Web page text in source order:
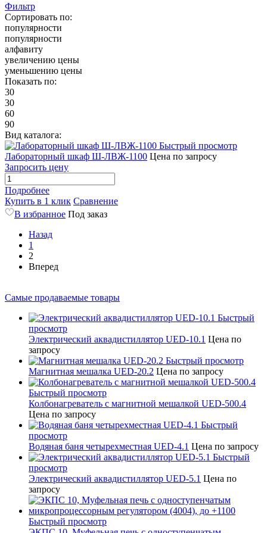
Фильтр
Сортировать по:
популярности
популярности
алфавиту
увеличению цены
уменьшению цены
Показать по:
30
30
60
90
Вид каталога:
Быстрый просмотр
Лабораторный шкаф Ш-ЛВЖ-1100 Цена по запросу
Запросить цену
Подробнее
Купить в 1 клик Сравнение
В избранное Под заказ
Назад
1
2
Вперед
Самые продаваемые товары
Быстрый
просмотр
Электрический аквадистиллятор UED-10.1 Цена по
запросу
Быстрый просмотр
Магнитная мешалка UED-20.2 Цена по запросу
Быстрый просмотр
Колбонагреватель с магнитной мешалкой UED-500.4
Цена по запросу
Быстрый
просмотр
Водяная баня четырехместная UED-4.1 Цена по запросу
Быстрый
просмотр
Электрический аквадистиллятор UED-5.1 Цена по
запросу
Быстрый просмотр